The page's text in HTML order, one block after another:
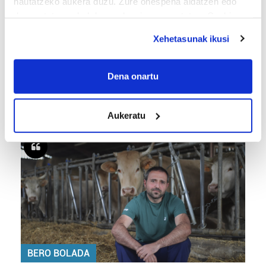
If you allow, we would also like to:
Collect information about your geographical
meters
Identify your device by actively scanning it for
specific characteristics (fingerprinting)
Find out more about how your personal data is processed
and set your preferences in thedetails section.
Guk eta gure bazkideek zure datu pertsonalak
prozesatzen ditugu, zure IP zenbakia, besteak beste,
teknologia erabiliz, cookieak adibidez, iragarki eta eduki
pertsonalizatuak eskaintzeko, iragarkiak eta edukia
neurtzeko, jendeari buruzko informazioa biltzeko eta
produktuak garatzeko. Zure datuak nork eta zertarako
Xehetasunak ikusi
Dena onartu
Aukeratu
«Helburuak hasieratik markatzea beti gaiztoa
BERO BOLADA